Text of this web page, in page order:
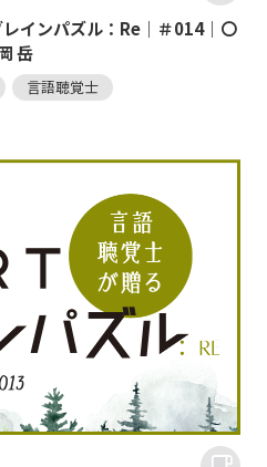
インパズル：Re｜＃014｜〇
岳
言語聴覚士